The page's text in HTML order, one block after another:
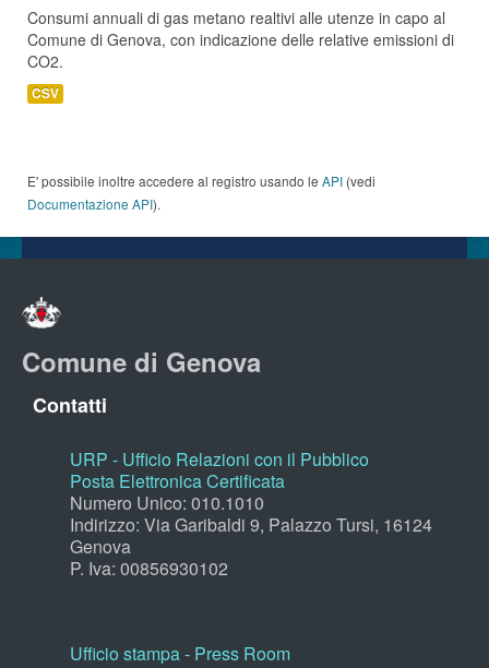
Consumi annuali di gas metano realtivi alle utenze in capo al
Comune di Genova, con indicazione delle relative emissioni di
CO2.
CSV
E' possibile inoltre accedere al registro usando le API (vedi
Documentazione API).
Comune di Genova
Contatti
URP - Ufficio Relazioni con il Pubblico
Posta Elettronica Certificata
Numero Unico: 010.1010
Indirizzo: Via Garibaldi 9, Palazzo Tursi, 16124
Genova
P. Iva: 00856930102
Ufficio stampa - Press Room